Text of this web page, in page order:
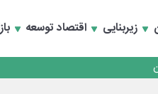
زیربنایی اقتصاد توسعه